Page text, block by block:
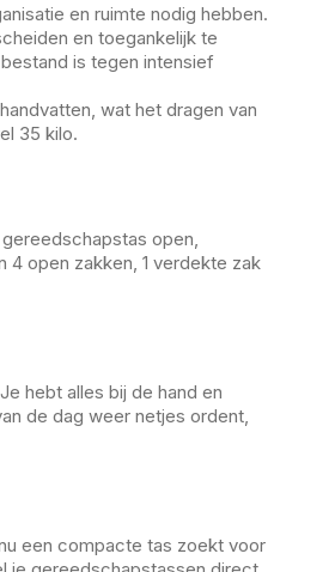
en ruimte nodig hebben.
en toegankelijk te
is tegen intensief
wat het dragen van
35 kilo.
open,
4 open zakken, 1 verdekte zak
hebt alles bij de hand en
de dag weer netjes ordent,
een compacte tas zoekt voor